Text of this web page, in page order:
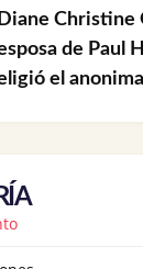
Diane Christine
de Paul
el